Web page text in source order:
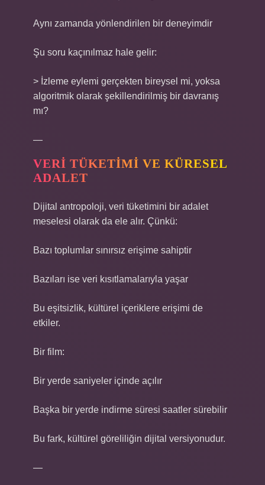
Aynı zamanda yönlendirilen bir deneyimdir
Şu soru kaçınılmaz hale gelir:
> İzleme eylemi gerçekten bireysel mi, yoksa
algoritmik olarak şekillendirilmiş bir davranış
mı?
—
VERI TÜKETIMI VE KÜRESEL
ADALET
Dijital antropoloji, veri tüketimini bir adalet
meselesi olarak da ele alır. Çünkü:
Bazı toplumlar sınırsız erişime sahiptir
Bazıları ise veri kısıtlamalarıyla yaşar
Bu eşitsizlik, kültürel içeriklere erişimi de
etkiler.
Bir film:
Bir yerde saniyeler içinde açılır
Başka bir yerde indirme süresi saatler sürebilir
Bu fark, kültürel göreliliğin dijital versiyonudur.
—